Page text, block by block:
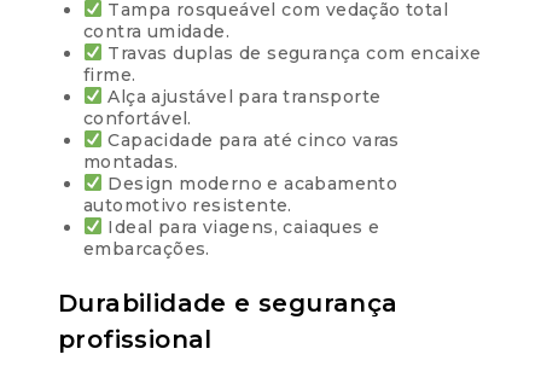
Tampa rosqueável com vedação total
contra umidade.
Travas duplas de segurança com encaixe
firme.
Alça ajustável para transporte
confortável.
Capacidade para até cinco varas
montadas.
Design moderno e acabamento
automotivo resistente.
Ideal para viagens, caiaques e
embarcações.
Durabilidade e segurança
profissional